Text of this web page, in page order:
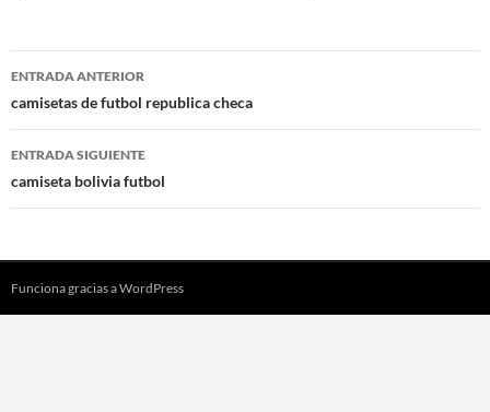
Navegación
de
entradas
ENTRADA ANTERIOR
camisetas de futbol republica checa
ENTRADA SIGUIENTE
camiseta bolivia futbol
Funciona gracias a WordPress